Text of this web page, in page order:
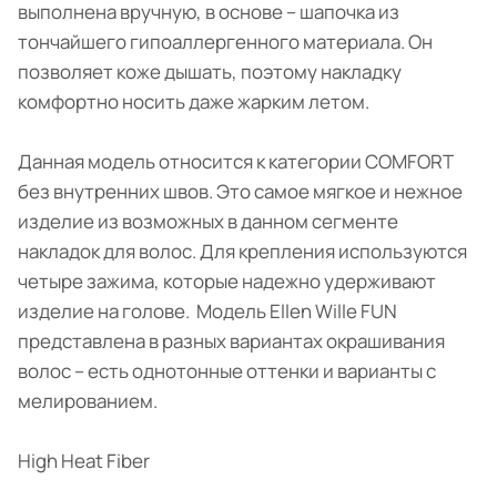
выполнена вручную, в основе – шапочка из
тончайшего гипоаллергенного материала. Он
позволяет коже дышать, поэтому накладку
комфортно носить даже жарким летом.
Данная модель относится к категории COMFORT
без внутренних швов. Это самое мягкое и нежное
изделие из возможных в данном сегменте
накладок для волос. Для крепления используются
четыре зажима, которые надежно удерживают
изделие на голове. Модель Ellen Wille FUN
представлена в разных вариантах окрашивания
волос – есть однотонные оттенки и варианты с
мелированием.
High Heat Fiber